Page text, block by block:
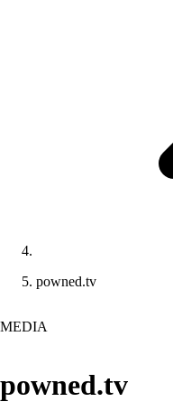
powned.tv
MEDIA
powned.tv